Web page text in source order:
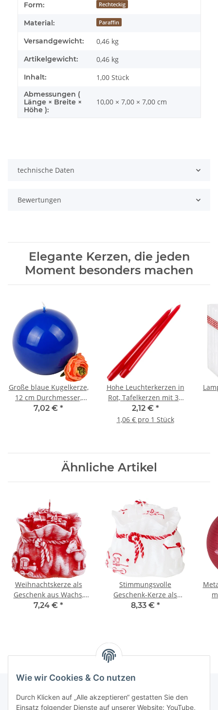
Wie wir Cookies & Co nutzen
Durch Klicken auf „Alle akzeptieren“ gestatten Sie den
Einsatz folgender Dienste auf unserer Website: YouTube,
Form: Rechteckig
Material: Paraffin
Versandgewicht: 0,46 kg
Artikelgewicht: 0,46 kg
Inhalt: 1,00 Stück
Abmessungen (
Länge × Breite ×
Höhe ):
10,00 × 7,00 × 7,00 cm
technische Daten
Bewertungen
Elegante Kerzen, die jeden
Moment besonders machen
Große blaue Kugelkerze,
12 cm Durchmesser,
Wachskugel in Blau
7,02 € *
Hohe Leuchterkerzen in
Rot, Tafelkerzen mit 30
cm Länge, Spitzkerzen
2,12 € *
1,06 € pro 1 Stück
Ähnliche Artikel
Weihnachtskerze als
Geschenk aus Wachs,
Nikolaus-Sack aus
7,24 € *
Stimmungsvolle
Geschenk-Kerze als
festliches Highlight
8,33 € *